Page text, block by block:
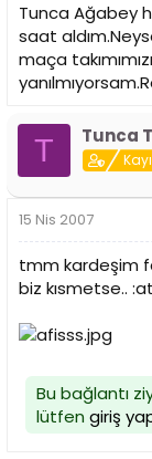
Tunca Ağabey
saat
maça
T Tunca
15 Nis 2007
tmm kardeşim
biz kısmetse..
Bu bağlantı
lütfen giriş